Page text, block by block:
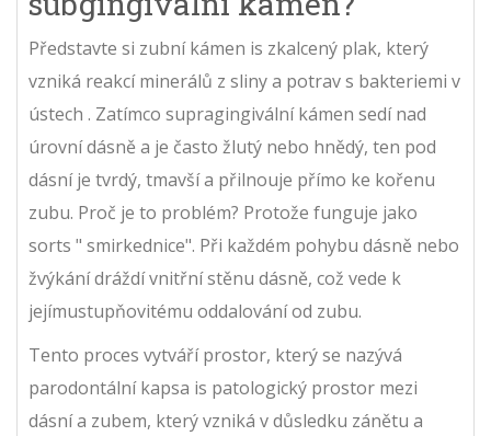
Představte si zubní kámen is zkalcený plak, který
vzniká reakcí minerálů z sliny a potrav s bakteriemi v
ústech . Zatímco supragingivální kámen sedí nad
úrovní dásně a je často žlutý nebo hnědý, ten pod
dásní je tvrdý, tmavší a přilnouje přímo ke kořenu
zubu. Proč je to problém? Protože funguje jako
sorts " smirkednice". Při každém pohybu dásně nebo
žvýkání dráždí vnitřní stěnu dásně, což vede k
jejímustupňovitému oddalování od zubu.
Tento proces vytváří prostor, který se nazývá
parodontální kapsa is patologický prostor mezi
dásní a zubem, který vzniká v důsledku zánětu a